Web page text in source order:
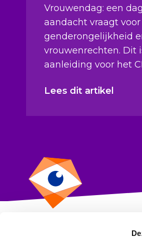
Vrouwendag: een
aandacht vraagt voor
genderongelijkheid
vrouwenrechten. Dit
aanleiding voor het
Lees dit artikel